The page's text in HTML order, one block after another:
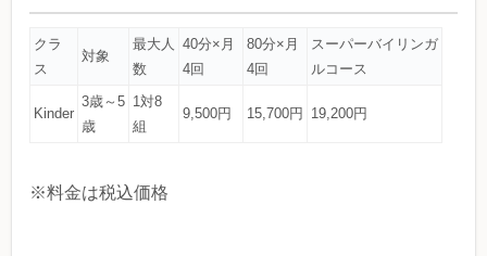
クラ
ス
対象
最大人
数
40分×月
4回
80分×月
4回
スーパーバイリンガ
ルコース
Kinder
3歳～5
歳
1対8
組
9,500円 15,700円 19,200円
※料金は税込価格